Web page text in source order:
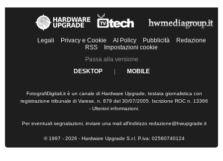
Legali Privacy e Cookie AI Policy Pubblicità
Redazione
RSS
Impostazioni cookie
Passa alla versione
DESKTOP
| MOBILE
FotografiDigitali.it è un canale di Hardware Upgrade, testata giornalistica con
registrazione tribunale di Varese, n. 879 del 30/07/2005. Iscrizione ROC n. 13366
- Ulteriori informazioni.
Per eventuali segnalazioni, inviare una mail all'indirizzo redazione@hwupgrade.it
© 1997 - 2026 - Hardware Upgrade S.r.l. P.iva: 02560740124